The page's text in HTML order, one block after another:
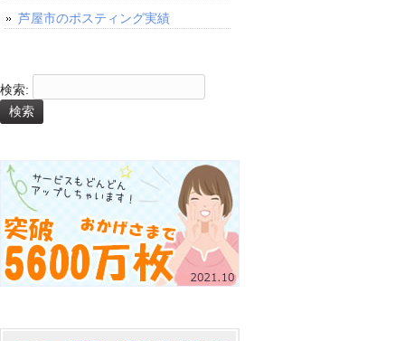
芦屋市のポスティング実績
検索: